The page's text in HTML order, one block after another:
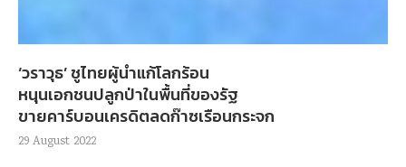
‘วราวุธ’ ชูไทยผู้นำแก้โลกร้อน
หนุนเอกชนปลูกป่าในพื้นที่ของรัฐ
ขายคาร์บอนเครดิตลดก๊าซเรือนกระจก
29 August 2022